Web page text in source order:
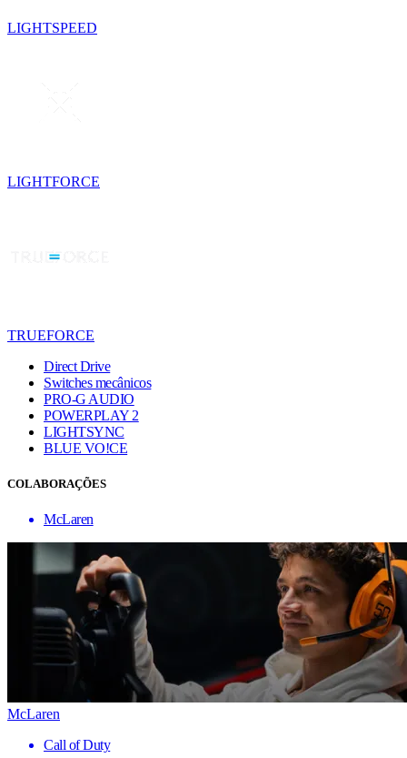
LIGHTSPEED
LIGHTFORCE
TRUEFORCE
Direct Drive
Switches mecânicos
PRO-G AUDIO
POWERPLAY 2
LIGHTSYNC
BLUE VO!CE
COLABORAÇÕES
McLaren
McLaren
Call of Duty